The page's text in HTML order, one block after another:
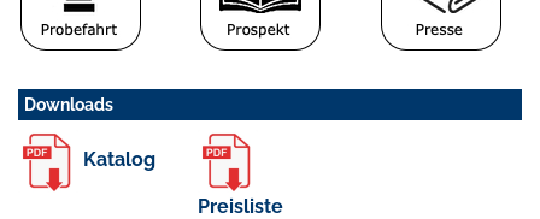
Downloads
Katalog
Preisliste